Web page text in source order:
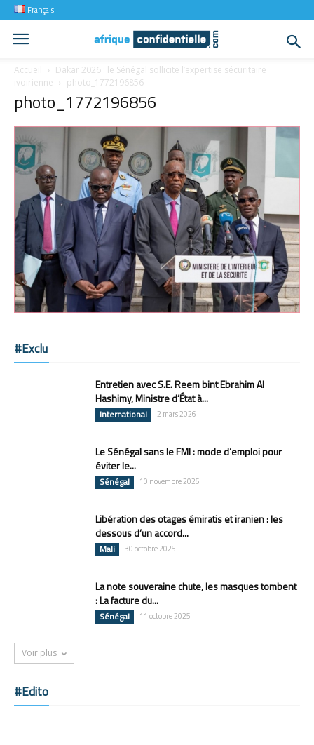
Français
Accueil
Dakar 2026 : le Sénégal sollicite l’expertise sécuritaire
ivoirienne
photo_1772196856
photo_1772196856
#Exclu
Entretien avec S.E. Reem bint Ebrahim Al
Hashimy, Ministre d’État à...
International 2 mars 2026
Le Sénégal sans le FMI : mode d’emploi pour
éviter le...
Sénégal 10 novembre 2025
Libération des otages émiratis et iranien : les
dessous d’un accord...
Mali 30 octobre 2025
La note souveraine chute, les masques tombent
: La facture du...
Sénégal 11 octobre 2025
Voir plus
#Edito